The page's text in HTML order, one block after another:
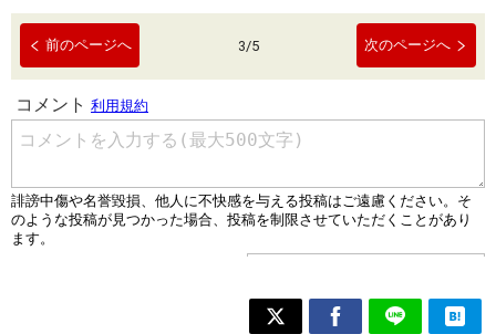
前のページへ 3/5 次のページへ